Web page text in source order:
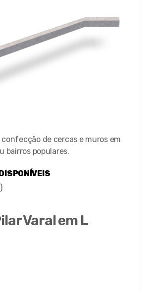
confecção de cercas e muros em
bairros populares.
Varal em L